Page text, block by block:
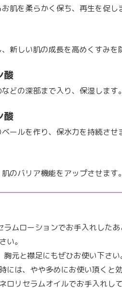
肌を柔らかく保ち、再生を促し
新しい肌の成長を高めくすみを
酸
どの深部まで入り、保湿します。
酸
ールを作り、保水力を持続させ
のバリア機能をアップさせます。
ラムローションでお手入れした
い。
元と襟足にもぜひお使い下さい
には、やや多めにお使い頂くと効
ロリセラムオイルでお手入れして